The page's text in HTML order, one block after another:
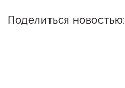
АвтоУСН
Поделиться новостью: